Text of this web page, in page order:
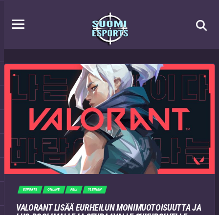
ESPORTS ONLINE PELI YLEINEN
VALORANT LISÄÄ EURHEILUN MONIMUOTOISUUTTA JA